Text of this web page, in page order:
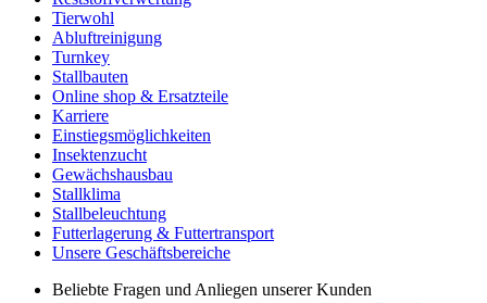
Tierwohl
Abluftreinigung
Turnkey
Stallbauten
Online shop & Ersatzteile
Karriere
Einstiegsmöglichkeiten
Insektenzucht
Gewächshausbau
Stallklima
Stallbeleuchtung
Futterlagerung & Futtertransport
Unsere Geschäftsbereiche
Beliebte Fragen und Anliegen unserer Kunden